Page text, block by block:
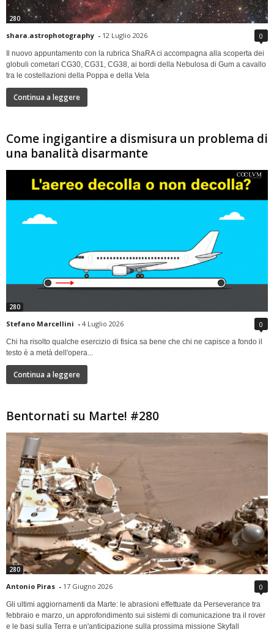
280
shara.astrophotography - 12 Luglio 2026 0
Il nuovo appuntamento con la rubrica ShaRA ci accompagna alla scoperta dei
globuli cometari CG30, CG31, CG38, ai bordi della Nebulosa di Gum a cavallo
tra le costellazioni della Poppa e della Vela
Continua a leggere
Come ingigantire a dismisura un problema di
una banalità disarmante
280
Stefano Marcellini - 4 Luglio 2026 0
Chi ha risolto qualche esercizio di fisica sa bene che chi ne capisce a fondo il
testo è a metà dell'opera...
Continua a leggere
Bentornati su Marte! #280
280
Antonio Piras - 17 Giugno 2026 0
Gli ultimi aggiornamenti da Marte: le abrasioni effettuate da Perseverance tra
febbraio e marzo, un approfondimento sui sistemi di comunicazione tra il rover
e le basi sulla Terra e un'anticipazione sulla prossima missione Skyfall